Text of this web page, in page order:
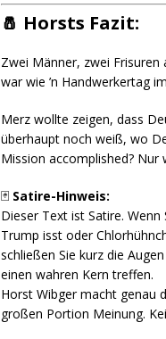
🧂 Horsts Fazit:
Zwei Männer, zwei
war wie ’n Handwerkertag
Merz wollte zeigen, dass
überhaupt noch weiß, wo
Mission accomplished?
🃏 Satire-Hinweis:
Dieser Text ist Satire.
Trump isst oder
schließen Sie kurz die
einen wahren Kern treffen.
Horst Wibger macht genau
großen Portion Meinung.